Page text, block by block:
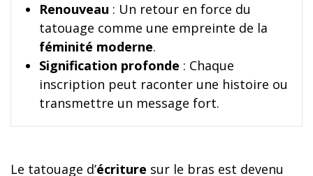
Renouveau : Un retour en force du
tatouage comme une empreinte de la
féminité moderne.
Signification profonde : Chaque
inscription peut raconter une histoire ou
transmettre un message fort.
Le tatouage d’écriture sur le bras est devenu